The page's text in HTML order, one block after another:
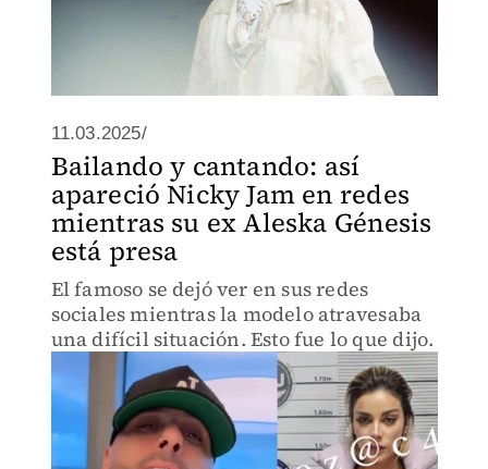
11.03.2025/
Bailando y cantando: así
apareció Nicky Jam en redes
mientras su ex Aleska Génesis
está presa
El famoso se dejó ver en sus redes
sociales mientras la modelo atravesaba
una difícil situación. Esto fue lo que dijo.